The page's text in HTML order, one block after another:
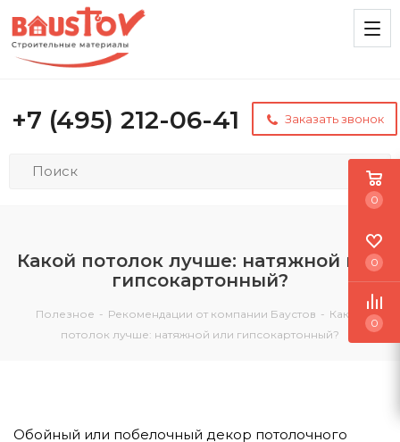
+7 (495) 212-06-41 Заказать звонок
Какой потолок лучше: натяжной или
гипсокартонный?
Полезное - Рекомендации от компании Баустов - Какой
потолок лучше: натяжной или гипсокартонный?
Обойный или побелочный декор потолочного
0
0
0